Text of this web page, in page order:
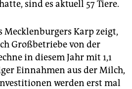
sind es aktuell 57 Tiere.
Mecklenburgers Karp zeigt,
Großbetriebe von der
in diesem Jahr mit 1,1
Einnahmen aus der Milch,
werden erst mal